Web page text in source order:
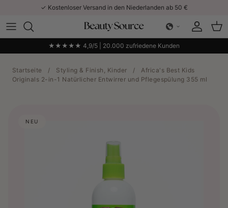
Direkt zum Inhalt✓ Kostenloser Versand in den Niederlanden ab 50 €
Konto
★★★★★ 4,9/5 | 20.000 zufriedene Kunden
Startseite / Styling & Finish, Kinder /
Africa's Best Kids
Originals 2-in-1 Natürlicher Entwirrer und Pflegespülung 355 ml
NEU